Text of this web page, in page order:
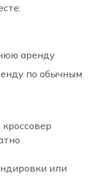
аренду
по обычным
или